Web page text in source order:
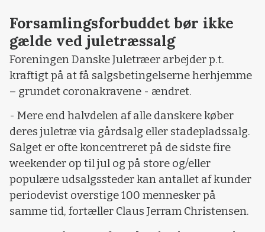
Forsamlingsforbuddet bør ikke
gælde ved juletræssalg
Foreningen Danske Juletræer arbejder p.t.
kraftigt på at få salgsbetingelserne herhjemme
– grundet coronakravene - ændret.
- Mere end halvdelen af alle danskere køber
deres juletræ via gårdsalg eller stadepladssalg.
Salget er ofte koncentreret på de sidste fire
weekender op til jul og på store og/eller
populære udsalgssteder kan antallet af kunder
periodevist overstige 100 mennesker på
samme tid, fortæller Claus Jerram Christensen.